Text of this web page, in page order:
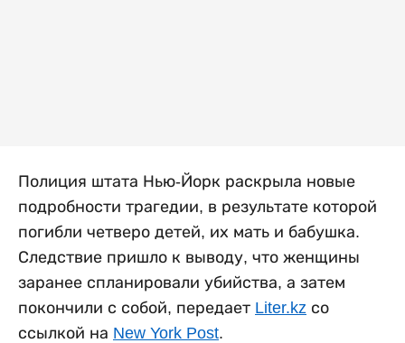
Полиция штата Нью-Йорк раскрыла новые
подробности трагедии, в результате которой
погибли четверо детей, их мать и бабушка.
Следствие пришло к выводу, что женщины
заранее спланировали убийства, а затем
покончили с собой, передает Liter.kz со
ссылкой на New York Post.